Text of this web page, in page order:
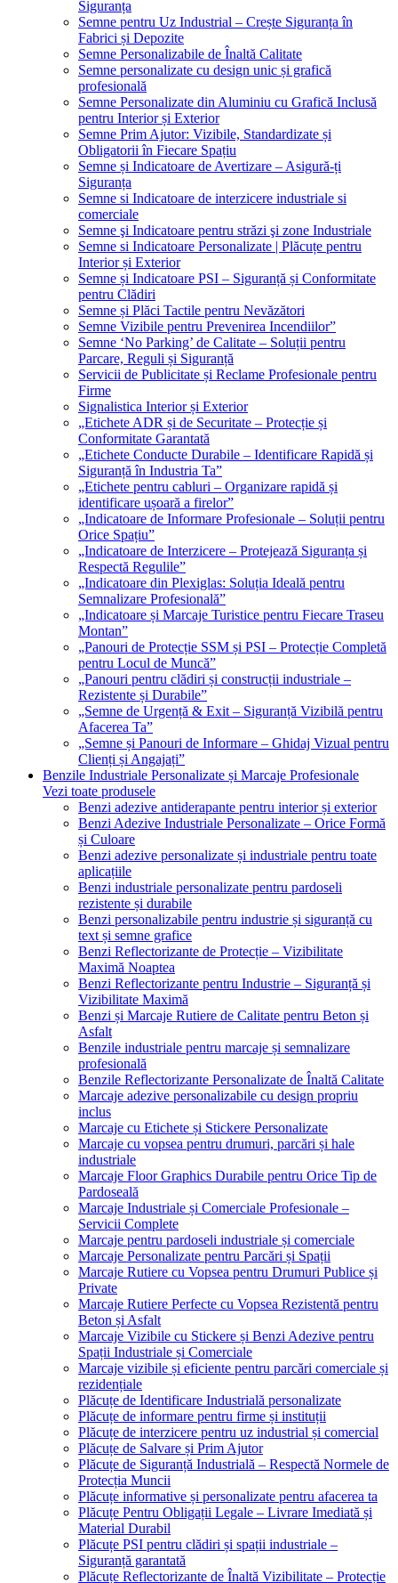
Siguranța
Semne pentru Uz Industrial – Crește Siguranța în
Fabrici și Depozite
Semne Personalizabile de Înaltă Calitate
Semne personalizate cu design unic și grafică
profesională
Semne Personalizate din Aluminiu cu Grafică Inclusă
pentru Interior și Exterior
Semne Prim Ajutor: Vizibile, Standardizate și
Obligatorii în Fiecare Spațiu
Semne și Indicatoare de Avertizare – Asigură-ți
Siguranța
Semne si Indicatoare de interzicere industriale si
comerciale
Semne şi Indicatoare pentru străzi şi zone Industriale
Semne si Indicatoare Personalizate | Plăcuțe pentru
Interior și Exterior
Semne și Indicatoare PSI – Siguranță și Conformitate
pentru Clădiri
Semne și Plăci Tactile pentru Nevăzători
Semne Vizibile pentru Prevenirea Incendiilor”
Semne ‘No Parking’ de Calitate – Soluții pentru
Parcare, Reguli și Siguranță
Servicii de Publicitate și Reclame Profesionale pentru
Firme
Signalistica Interior și Exterior
„Etichete ADR și de Securitate – Protecție și
Conformitate Garantată
„Etichete Conducte Durabile – Identificare Rapidă și
Siguranță în Industria Ta”
„Etichete pentru cabluri – Organizare rapidă și
identificare ușoară a firelor”
„Indicatoare de Informare Profesionale – Soluții pentru
Orice Spațiu”
„Indicatoare de Interzicere – Protejează Siguranța și
Respectă Regulile”
„Indicatoare din Plexiglas: Soluția Ideală pentru
Semnalizare Profesională”
„Indicatoare și Marcaje Turistice pentru Fiecare Traseu
Montan”
„Panouri de Protecție SSM și PSI – Protecție Completă
pentru Locul de Muncă”
„Panouri pentru clădiri și construcții industriale –
Rezistente și Durabile”
„Semne de Urgență & Exit – Siguranță Vizibilă pentru
Afacerea Ta”
„Semne și Panouri de Informare – Ghidaj Vizual pentru
Clienți și Angajați”
Benzile Industriale Personalizate și Marcaje Profesionale
Vezi toate produsele
Benzi adezive antiderapante pentru interior și exterior
Benzi Adezive Industriale Personalizate – Orice Formă
și Culoare
Benzi adezive personalizate și industriale pentru toate
aplicațiile
Benzi industriale personalizate pentru pardoseli
rezistente și durabile
Benzi personalizabile pentru industrie și siguranță cu
text și semne grafice
Benzi Reflectorizante de Protecție – Vizibilitate
Maximă Noaptea
Benzi Reflectorizante pentru Industrie – Siguranță și
Vizibilitate Maximă
Benzi și Marcaje Rutiere de Calitate pentru Beton și
Asfalt
Benzile industriale pentru marcaje și semnalizare
profesională
Benzile Reflectorizante Personalizate de Înaltă Calitate
Marcaje adezive personalizabile cu design propriu
inclus
Marcaje cu Etichete și Stickere Personalizate
Marcaje cu vopsea pentru drumuri, parcări și hale
industriale
Marcaje Floor Graphics Durabile pentru Orice Tip de
Pardoseală
Marcaje Industriale și Comerciale Profesionale –
Servicii Complete
Marcaje pentru pardoseli industriale și comerciale
Marcaje Personalizate pentru Parcări și Spații
Marcaje Rutiere cu Vopsea pentru Drumuri Publice și
Private
Marcaje Rutiere Perfecte cu Vopsea Rezistentă pentru
Beton și Asfalt
Marcaje Vizibile cu Stickere și Benzi Adezive pentru
Spații Industriale și Comerciale
Marcaje vizibile și eficiente pentru parcări comerciale și
rezidențiale
Plăcuțe de Identificare Industrială personalizate
Plăcuțe de informare pentru firme și instituții
Plăcuțe de interzicere pentru uz industrial și comercial
Plăcuțe de Salvare și Prim Ajutor
Plăcuțe de Siguranță Industrială – Respectă Normele de
Protecția Muncii
Plăcuțe informative și personalizate pentru afacerea ta
Plăcuțe Pentru Obligații Legale – Livrare Imediată și
Material Durabil
Plăcuțe PSI pentru clădiri și spații industriale –
Siguranță garantată
Plăcuțe Reflectorizante de Înaltă Vizibilitate – Protecție